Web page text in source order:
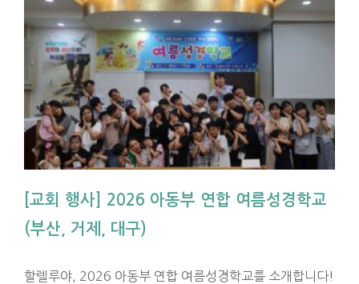
[교회 행사] 2026 아동부 연합 여름성경학교
(부산, 거제, 대구)
할렐루야, 2026 아동부 연합 여름성경학교를 소개합니다!